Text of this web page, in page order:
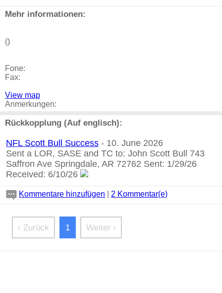
Mehr informationen:
()
Fone:
Fax:
View map
Anmerkungen:
Rückkopplung (Auf englisch):
NFL Scott Bull Success - 10. June 2026
Sent a LOR, SASE and TC to: John Scott Bull 743
Saffron Ave Springdale, AR 72762 Sent: 1/29/26
Received: 6/10/26
Kommentare hinzufügen 2 Kommentar(e)
‹ Zurück 1 Weiter ›